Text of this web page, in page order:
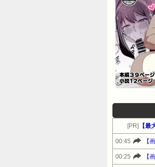
[PR] 【
00:45 【
00:25 【